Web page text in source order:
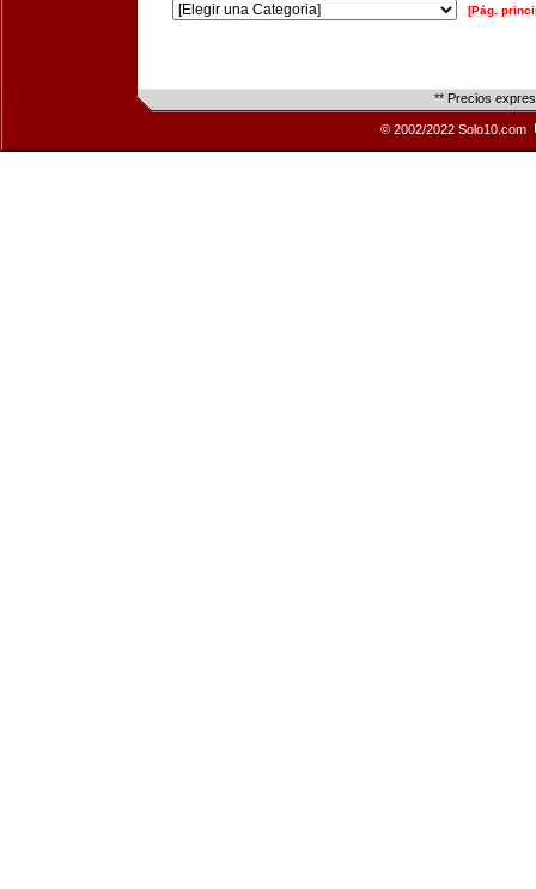
[Pág.
** Precios
© 2002/2022 Solo10.com